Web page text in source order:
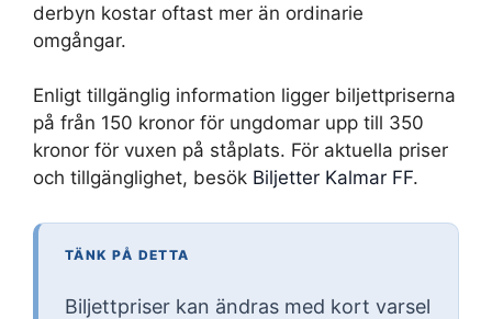
derbyn kostar oftast mer än ordinarie
omgångar.
Enligt tillgänglig information ligger biljettpriserna
på från 150 kronor för ungdomar upp till 350
kronor för vuxen på ståplats. För aktuella priser
och tillgänglighet, besök Biljetter Kalmar FF.
TÄNK PÅ DETTA
Biljettpriser kan ändras med kort varsel